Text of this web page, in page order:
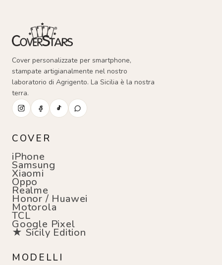
Cover personalizzate per smartphone,
stampate artigianalmente nel nostro
laboratorio di Agrigento. La Sicilia è la nostra
terra.
COVER
iPhone
Samsung
Xiaomi
Oppo
Realme
Honor / Huawei
Motorola
TCL
Google Pixel
★ Sicily Edition
MODELLI